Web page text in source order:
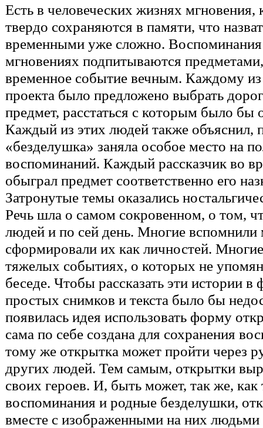
Есть в человеческих жизнях мгновения,
твердо сохраняются в памяти, что
временными уже сложно. Воспоминания
мгновениях подпитываются
временное событие вечным. Каждому из
проекта было предложено выбрать
предмет, расстаться с которым было бы
Каждый из этих людей также объяснил,
«безделушка» заняла особое место на
воспоминаний. Каждый рассказчик во
обыграл предмет соответственно его
Затронутые темы оказались
Речь шла о самом сокровенном, о том,
людей и по сей день. Многие
сформировали их как личностей.
тяжелых событиях, о которых не
беседе. Чтобы рассказать эти истории в
простых снимков и текста было бы
появилась идея использовать форму
сама по себе создана для сохранения
тому же открытка может пройти через
других людей. Тем самым, открытки
своих героев. И, быть может, так же, как
воспоминания и родные безделушки,
вместе с изображенными на них людьми